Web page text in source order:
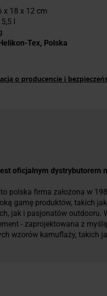
x 18 x 12 cm
l
Tex, Polska
o producencie i
oficjalnym dystrybutorem
polska firma założona w
gamę produktów, takich
jak i pasjonatów outdooru.
- zaprojektowana z
wzorów kamuflaży, takich